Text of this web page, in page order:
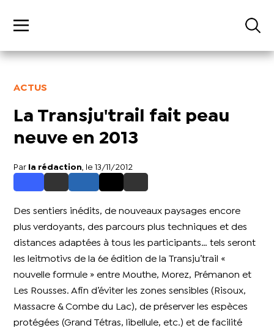
ACTUS
La Transju'trail fait peau
neuve en 2013
Par la rédaction , le 13/11/2012
Des sentiers inédits, de nouveaux paysages encore
plus verdoyants, des parcours plus techniques et des
distances adaptées à tous les participants… tels seront
les leitmotivs de la 6e édition de la Transju’trail «
nouvelle formule » entre Mouthe, Morez, Prémanon et
Les Rousses. Afin d’éviter les zones sensibles (Risoux,
Massacre & Combe du Lac), de préserver les espèces
protégées (Grand Tétras, libellule, etc.) et de facilité